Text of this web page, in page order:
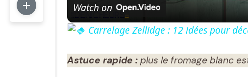
a
Watch on
Carrelage Zellidge : 12 idées pour
Astuce rapide : plus le fromage blanc